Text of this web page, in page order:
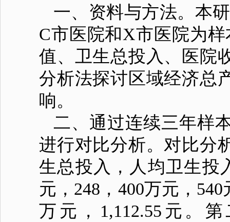
一、资料与方法。本
C市医院和X市医院为
值、卫生总投入、医院
分析法探讨区域经济总
响。
二、通过连续三年样
进行对比分析。对比分
生总投入，人均卫生投
元，248，400万元，
万元，1,112.55元。